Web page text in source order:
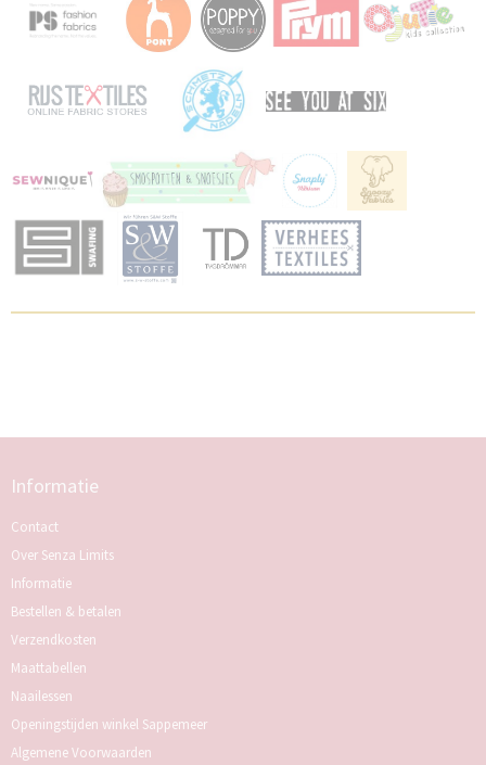
Informatie
Contact
Over Senza Limits
Informatie
Bestellen & betalen
Verzendkosten
Maattabellen
Naailessen
Openingstijden winkel Sappemeer
Algemene Voorwaarden